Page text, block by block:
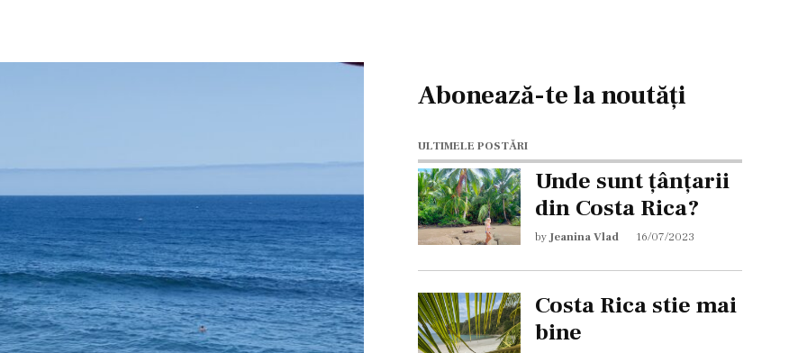
Abonează-te la noutăți
ULTIMELE POSTĂRI
Unde sunt țânțarii
din Costa Rica?
byJeanina Vlad 16/07/2023
Costa Rica stie mai
bine